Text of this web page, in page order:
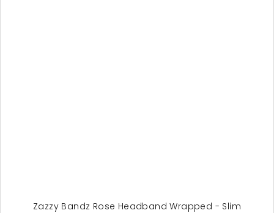
Zazzy Bandz Rose Headband Wrapped - Slim